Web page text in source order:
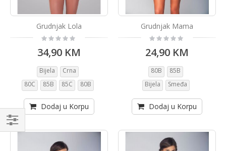
Grudnjak Lola
Rating:
0%
34,90 KM
Bijela
Crna
80C
85B 85C 80B
Dodaj u Korpu
Grudnjak Mama
Rating:
0%
24,90 KM
80B
85B
Bijela
Smeđa
Dodaj u Korpu
Kupi